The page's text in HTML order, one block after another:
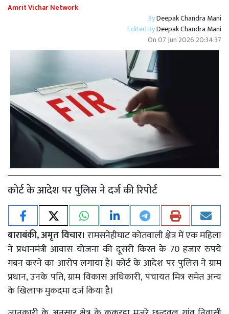
Amrit Vichar Network
ByDeepak Chandra Mani
Edited ByDeepak Chandra Mani
On07 Jun 2026 20:34:37
कोर्ट के आदेश पर पुलिस ने दर्ज की रिपोर्ट
बाराबंकी, अमृत विचार। रामसनेहीघाट कोतवाली क्षेत्र में एक महिला
ने प्रधानमंत्री आवास योजना की दूसरी किस्त के 70 हजार रुपये
गबन करने का आरोप लगाया है। कोर्ट के आदेश पर पुलिस ने ग्राम
प्रधान, उनके पति, ग्राम विकास अधिकारी, पंचायत मित्र समेत अन्य
के खिलाफ मुकदमा दर्ज किया है।